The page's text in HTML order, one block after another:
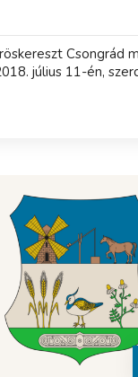
Csongrád
július 11-én,